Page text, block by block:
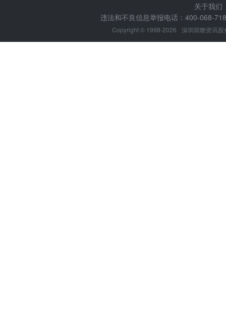
关于我们
违法和不良信息举报电话：400-068-
Copyright © 1998-2026 深圳前瞻资讯股